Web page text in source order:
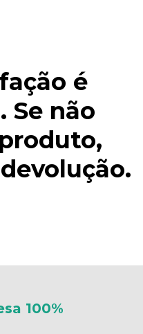
é
Se não
100%